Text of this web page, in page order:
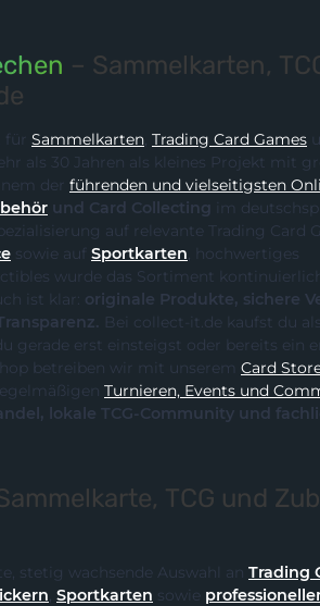
– Sammelkarten,
für Sammelkarten, Trading Card Games
als 30 Jahren als kleines Projekt mit
der führenden und vielseitigsten
und Card Collecting
im
Raum entwickelt. Durch die klare Spezialisierung auf relevante
sowie auf Sportkarten , hochwertiges
Anspruch ist klar: originale Produkte, sichere Verpackung,
Bei collect-it.de kaufst du als Sammler,
Shop betreiben wir mit unserem
Card
Turnieren, Events und Community-
und fachliche
TCG und
stetig wachsende Auswahl an Trading Card
, Sportkarten sowie